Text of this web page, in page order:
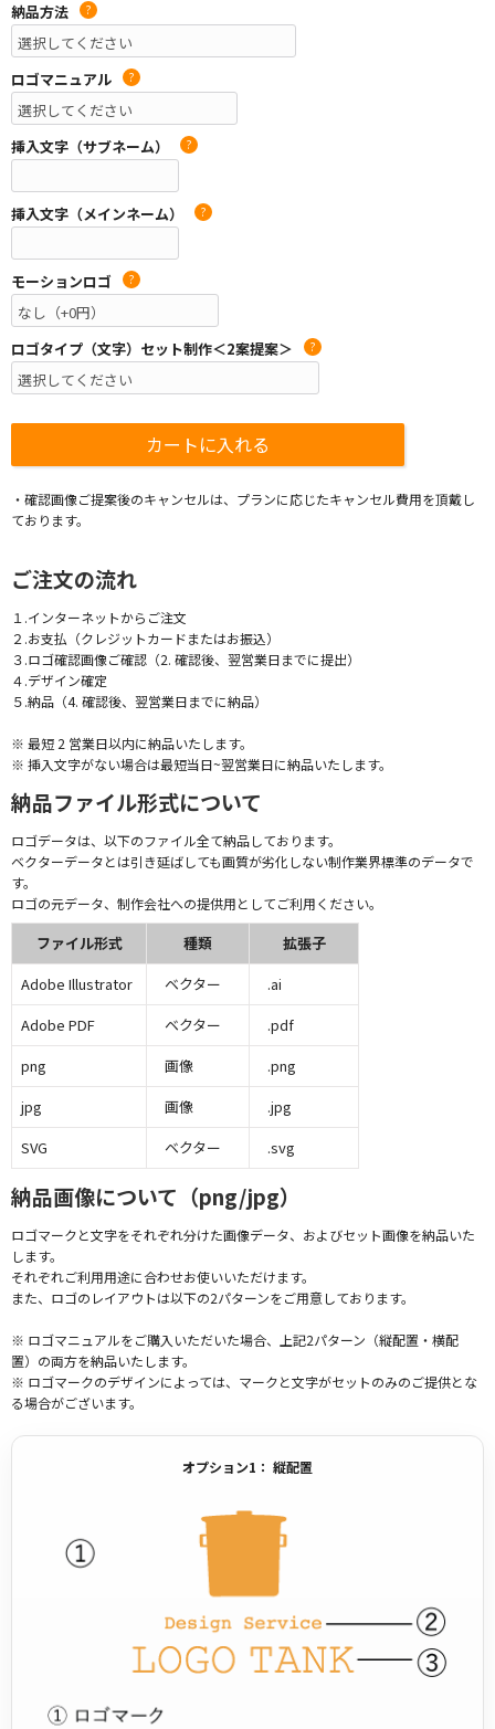
納品方法 ?
ロゴマニュアル ?
挿入文字（サブネーム） ?
挿入文字（メインネーム） ?
モーションロゴ ?
ロゴタイプ（文字）セット制作＜2案提案＞ ?
・確認画像ご提案後のキャンセルは、プランに応じたキャンセル費用を頂戴し
ております。
ご注文の流れ
１.インターネットからご注文
２.お支払（クレジットカードまたはお振込）
３.ロゴ確認画像ご確認（2. 確認後、翌営業日までに提出）
４.デザイン確定
５.納品（4. 確認後、翌営業日までに納品）
※ 最短 2 営業日以内に納品いたします。
※ 挿入文字がない場合は最短当日~翌営業日に納品いたします。
納品ファイル形式について
ロゴデータは、以下のファイル全て納品しております。
ベクターデータとは引き延ばしても画質が劣化しない制作業界標準のデータで
す。
ロゴの元データ、制作会社への提供用としてご利用ください。
ファイル形式 種類
拡張子
Adobe Illustrator
ベクター
.ai
Adobe PDF
ベクター
.pdf
png
画像
.png
jpg
画像
.jpg
SVG
ベクター .svg
納品画像について（png/jpg）
ロゴマークと文字をそれぞれ分けた画像データ、およびセット画像を納品いた
します。
それぞれご利用用途に合わせお使いいただけます。
また、ロゴのレイアウトは以下の2パターンをご用意しております。
※ ロゴマニュアルをご購入いただいた場合、上記2パターン（縦配置・横配
置）の両方を納品いたします。
※ ロゴマークのデザインによっては、マークと文字がセットのみのご提供とな
る場合がございます。
オプション1： 縦配置